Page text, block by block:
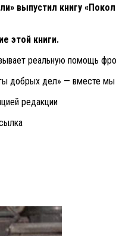
выпустил книгу
этой книги.
реальную помощь
добрых дел» — вместе
редакции